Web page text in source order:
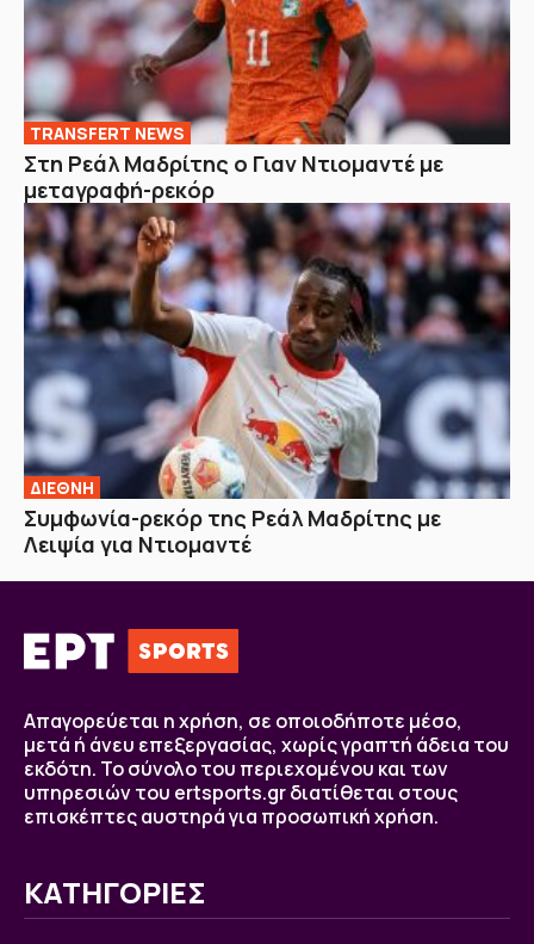
TRANSFERT NEWS
Στη Ρεάλ Μαδρίτης ο Γιαν Ντιομαντέ με
μεταγραφή-ρεκόρ
ΔΙΕΘΝΗ
Συμφωνία-ρεκόρ της Ρεάλ Μαδρίτης με
Λειψία για Ντιομαντέ
Απαγορεύεται η χρήση, σε οποιοδήποτε μέσο,
μετά ή άνευ επεξεργασίας, χωρίς γραπτή άδεια του
εκδότη. Το σύνολο του περιεχομένου και των
υπηρεσιών του ertsports.gr διατίθεται στους
επισκέπτες αυστηρά για προσωπική χρήση.
ΚΑΤΗΓΟΡΙΕΣ